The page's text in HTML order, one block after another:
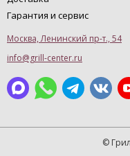
Гарантия и сервис
Москва, Ленинский пр-т., 54
info@grill-center.ru
©